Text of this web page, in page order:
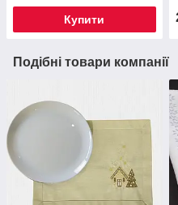
Купити
Подібні товари компанії